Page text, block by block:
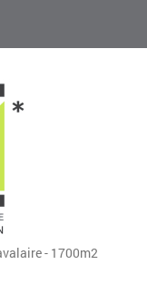
- 1700m2